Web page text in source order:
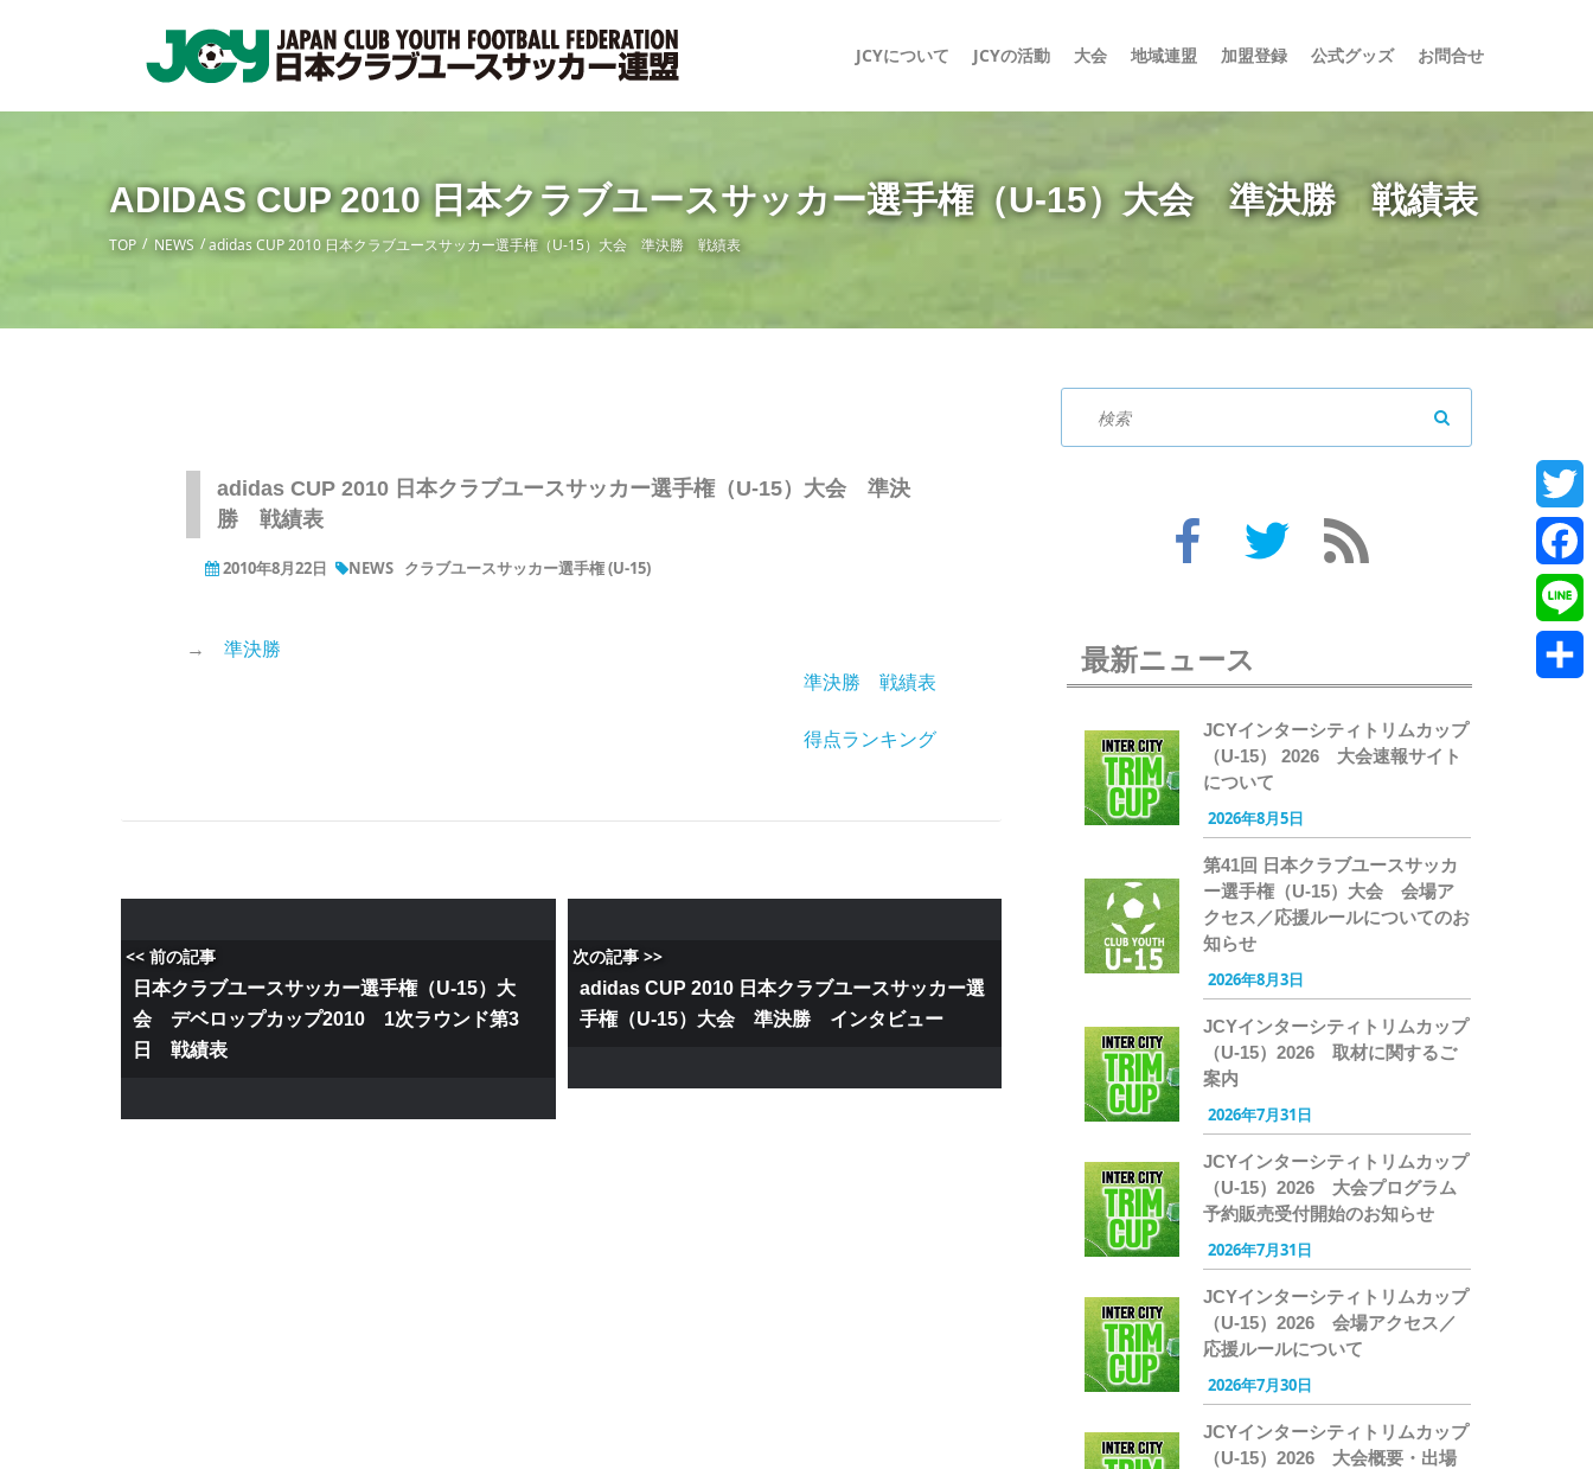
JCYについて JCYの活動 大会 地域連盟 加盟登録 公式グッズ お問合せ
ADIDAS CUP 2010 日本クラブユースサッカー選手権（U-15）大会 準決勝 戦績表
TOP NEWS adidas CUP 2010 日本クラブユースサッカー選手権（U-15）大会 準決勝 戦績表
adidas CUP 2010 日本クラブユースサッカー選手権（U-15）大会 準決
勝 戦績表
2010年8月22日 NEWS クラブユースサッカー選手権 (U-15)
→ 準決勝
準決勝 戦績表
得点ランキング
<< 前の記事
日本クラブユースサッカー選手権（U-15）大
会 デベロップカップ2010 1次ラウンド第3
日 戦績表
次の記事 >>
adidas CUP 2010 日本クラブユースサッカー選
手権（U-15）大会 準決勝 インタビュー
最新ニュース
JCYインターシティトリムカップ
（U-15） 2026 大会速報サイト
について
2026年8月5日
第41回 日本クラブユースサッカ
ー選手権（U-15）大会 会場ア
クセス／応援ルールについてのお
知らせ
2026年8月3日
JCYインターシティトリムカップ
（U-15）2026 取材に関するご
案内
2026年7月31日
JCYインターシティトリムカップ
（U-15）2026 大会プログラム
予約販売受付開始のお知らせ
2026年7月31日
JCYインターシティトリムカップ
（U-15）2026 会場アクセス／
応援ルールについて
2026年7月30日
JCYインターシティトリムカップ
（U-15）2026 大会概要・出場
Line